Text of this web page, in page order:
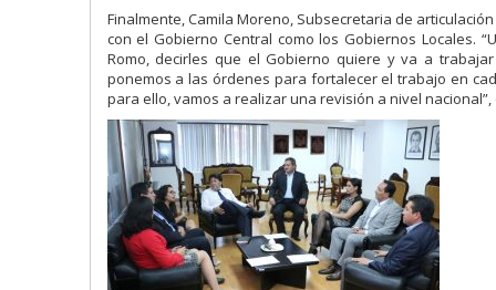
Finalmente, Camila Moreno, Subsecretaria de
con el Gobierno Central como los Gobiernos Locales.
Romo, decirles que el Gobierno quiere y va a
ponemos a las órdenes para fortalecer el trabajo en
para ello, vamos a realizar una revisión a nivel nacional”,